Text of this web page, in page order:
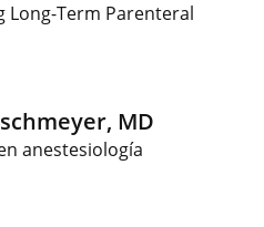
Long-Term Parenteral
MD
anestesiología